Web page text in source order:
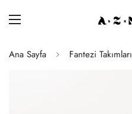
Ana Sayfa Fantezi Takımları